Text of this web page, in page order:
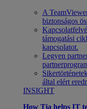
A
biztonságos
támogatási
kapcsolatot.
Legyen
által elért
INSIGHT
How Tia helps IT